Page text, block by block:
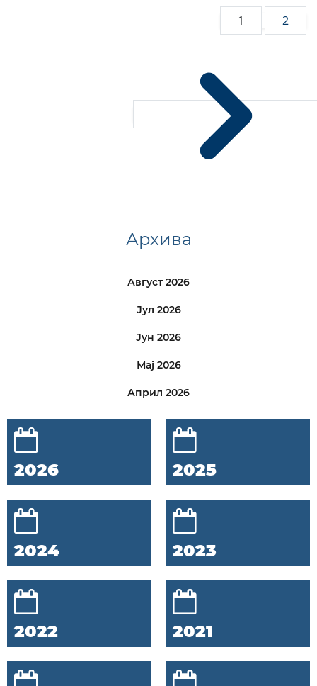
1 2
Архива
Август 2026
Јул 2026
Јун 2026
Мај 2026
Април 2026
2026 2025
2024 2023
2022 2021